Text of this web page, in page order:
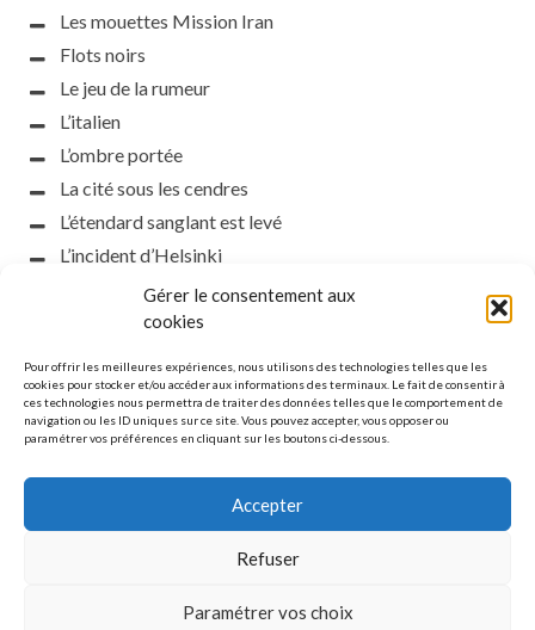
Gérer le consentement aux
cookies
Pour offrir les meilleures expériences, nous utilisons des technologies telles que les
cookies pour stocker et/ou accéder aux informations des terminaux. Le fait de consentir à
ces technologies nous permettra de traiter des données telles que le comportement de
navigation ou les ID uniques sur ce site. Vous pouvez accepter, vous opposer ou
paramétrer vos préférences en cliquant sur les boutons ci-dessous.
Accepter
Refuser
Paramétrer vos choix
Les mouettes Mission Iran
Flots noirs
Le jeu de la rumeur
L’italien
L’ombre portée
La cité sous les cendres
L’étendard sanglant est levé
L’incident d’Helsinki
la petite fasciste
Toutes les nuances de la nuit
Que s’obscurcissent le soleil et la lumière
Le silence
MENTIONS LÉGALES